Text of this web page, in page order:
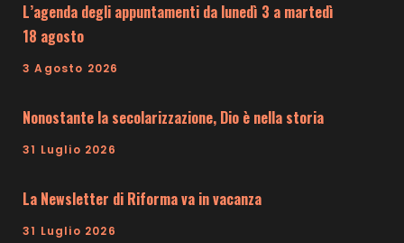
L’agenda degli appuntamenti da lunedì 3 a martedì
18 agosto
3 Agosto 2026
Nonostante la secolarizzazione, Dio è nella storia
31 Luglio 2026
La Newsletter di Riforma va in vacanza
31 Luglio 2026